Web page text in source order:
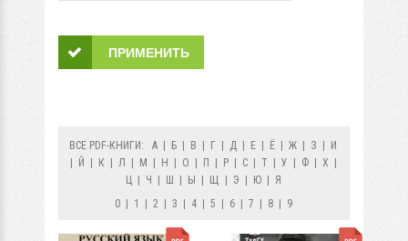
ВСЕ PDF-КНИГИ: А Б В Г Д Е Ё Ж З
И
Й К Л М Н О П Р С Т У Ф Х
Ц
Ч Ш Ы Щ Э Ю
Я
0
1 2 3 4 5 6 7 8 9